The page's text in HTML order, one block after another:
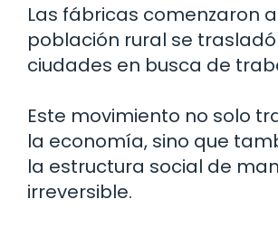
Las fábricas comenzaron
población rural se
ciudades en busca de
Este movimiento no solo
la economía, sino que
la estructura social de
irreversible.